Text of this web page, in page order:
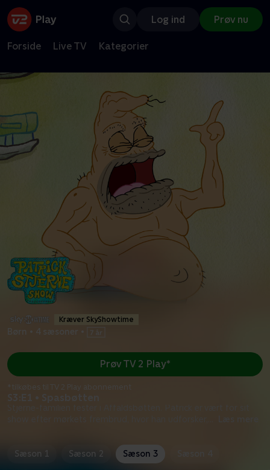
Log ind Prøv nu
Forside Live TV Kategorier
Kræver SkyShowtime
Børn • 4 sæsoner •
Prøv TV 2 Play*
*tilkøbes til TV 2 Play abonnement
Sæson 1 Sæson 2 Sæson 3